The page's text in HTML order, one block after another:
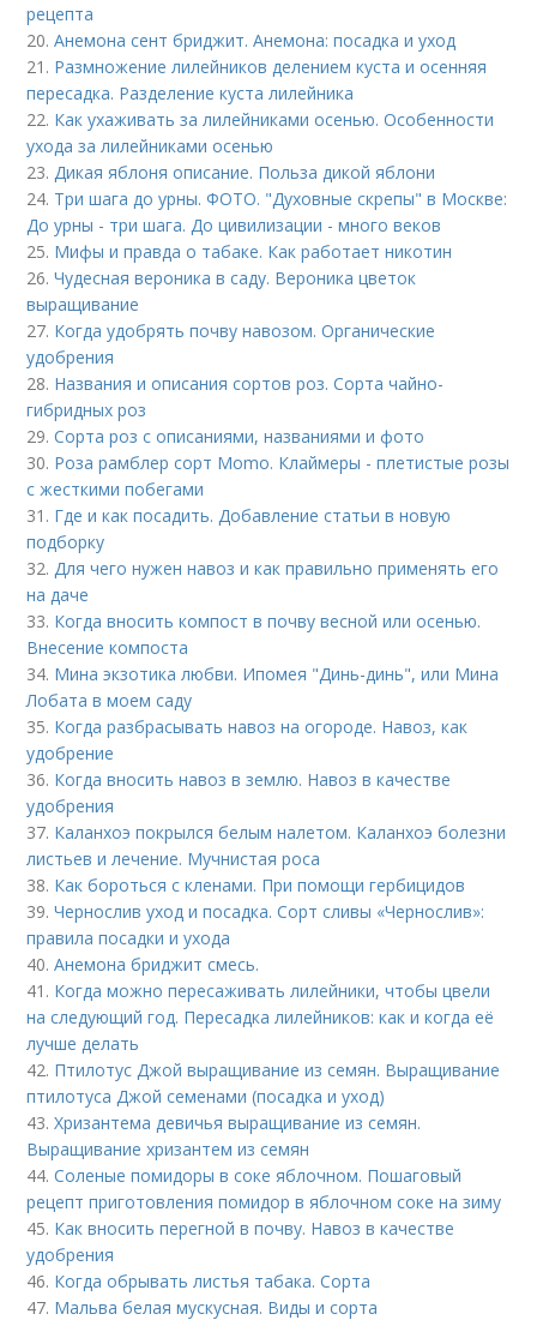
рецепта
20.Анемона сент бриджит. Анемона: посадка и уход
21. Размножение лилейников делением куста и осенняя
пересадка. Разделение куста лилейника
22. Как ухаживать за лилейниками осенью. Особенности
ухода за лилейниками осенью
23. Дикая яблоня описание. Польза дикой яблони
24. Три шага до урны. ФОТО. "Духовные скрепы" в Москве:
До урны - три шага. До цивилизации - много веков
25. Мифы и правда о табаке. Как работает никотин
26.Чудесная вероника в саду. Вероника цветок
выращивание
27. Когда удобрять почву навозом. Органические
удобрения
28. Названия и описания сортов роз. Сорта чайно-
гибридных роз
29.Сорта роз с описаниями, названиями и фото
30. Роза рамблер сорт Momo. Клаймеры - плетистые розы
с жесткими побегами
31. Где и как посадить. Добавление статьи в новую
подборку
32. Для чего нужен навоз и как правильно применять его
на даче
33. Когда вносить компост в почву весной или осенью.
Внесение компоста
34. Мина экзотика любви. Ипомея "Динь-динь", или Мина
Лобата в моем саду
35. Когда разбрасывать навоз на огороде. Навоз, как
удобрение
36. Когда вносить навоз в землю. Навоз в качестве
удобрения
37. Каланхоэ покрылся белым налетом. Каланхоэ болезни
листьев и лечение. Мучнистая роса
38. Как бороться с кленами. При помощи гербицидов
39.Чернослив уход и посадка. Сорт сливы «Чернослив»:
правила посадки и ухода
40.Анемона бриджит смесь.
41. Когда можно пересаживать лилейники, чтобы цвели
на следующий год. Пересадка лилейников: как и когда её
лучше делать
42. Птилотус Джой выращивание из семян. Выращивание
птилотуса Джой семенами (посадка и уход)
43.Хризантема девичья выращивание из семян.
Выращивание хризантем из семян
44.Соленые помидоры в соке яблочном. Пошаговый
рецепт приготовления помидор в яблочном соке на зиму
45. Как вносить перегной в почву. Навоз в качестве
удобрения
46. Когда обрывать листья табака. Сорта
47. Мальва белая мускусная. Виды и сорта